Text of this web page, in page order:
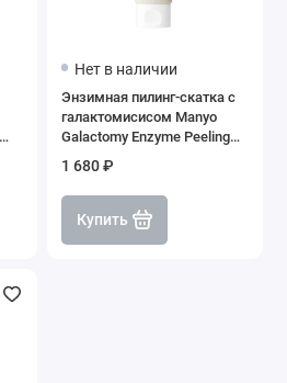
Нет в наличии
Энзимная пилинг-скатка с
галактомисисом Manyo
Galactomy Enzyme Peeling
1 680 ₽
Купить